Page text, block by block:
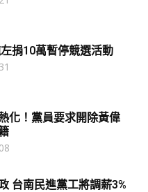
捐10萬暫停競選活動
化！黨員要求開除黃偉
台南民進黨工將調薪3%